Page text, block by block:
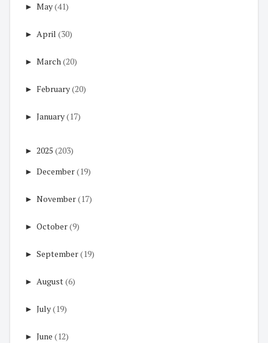
► May(41)
► April (30)
► March(20)
► February(20)
► January(17)
► 2025 (203)
► December(19)
► November(17)
► October(9)
► September(19)
► August(6)
► July(19)
► June (12)